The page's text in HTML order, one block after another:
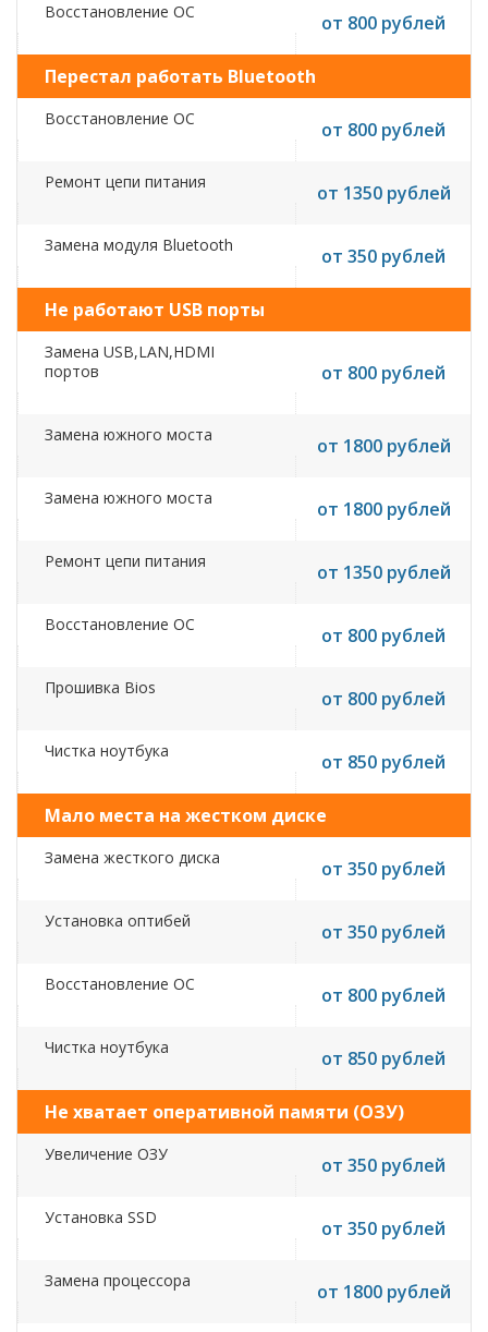
Восстановление ОС от 800 рублей
Перестал работать Bluetooth
Восстановление ОС от 800 рублей
Ремонт цепи питания от 1350 рублей
Замена модуля Bluetooth от 350 рублей
Не работают USB порты
Замена USB,LAN,HDMI
портов
от 800 рублей
Замена южного моста от 1800 рублей
Замена южного моста от 1800 рублей
Ремонт цепи питания от 1350 рублей
Восстановление ОС от 800 рублей
Прошивка Bios от 800 рублей
Чистка ноутбука от 850 рублей
Мало места на жестком диске
Замена жесткого диска от 350 рублей
Установка оптибей от 350 рублей
Восстановление ОС от 800 рублей
Чистка ноутбука от 850 рублей
Не хватает оперативной памяти (ОЗУ)
Увеличение ОЗУ от 350 рублей
Установка SSD от 350 рублей
Замена процессора от 1800 рублей